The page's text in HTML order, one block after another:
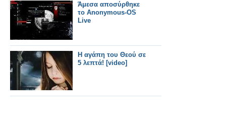
Άμεσα αποσύρθηκε
το Anonymous-OS
Live
H αγάπη του Θεού σε
5 λεπτά! [video]